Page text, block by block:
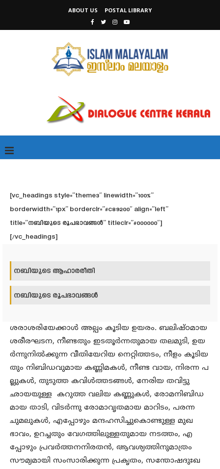
ABOUT US POSTAL LIBRARY
[vc_headings style=”theme3″ linewidth=”100%”
borderwidth=”1px” borderclr=”#c89200″ align=”left”
title=”നബിയുടെ രൂപഭാവങ്ങള്‍” titleclr=”#000000″]
[/vc_headings]
നബിയുടെ ആഹാരരീതി
നബിയുടെ രൂപഭാവങ്ങള്‍
ശരാശരിയേക്കാള്‍ അല്പം കൂടിയ ഉയരം. ബലിഷ്ഠമായ
ശരീരഘടന, നീണ്ടതും ഇടതൂര്‍ന്നതുമായ തലമുടി, ഉയ
ര്‍ന്നുനില്‍ക്കുന്ന വീതിയേറിയ നെറ്റിത്തടം, നീളം കൂടിയ
തും നിബിഡവുമായ കണ്ണിമകള്‍, നീണ്ട വായ, നിരന്ന പ
ല്ലുകള്‍, തുടുത്ത കവിള്‍ത്തടങ്ങള്‍, നേരിയ തവിട്ടു
ഛായയുള്ള കറുത്ത വലിയ കണ്ണുകള്‍, രോമനിബിഡ
മായ താടി, വിടര്‍ന്നു രോമാവൃതമായ മാറിടം, പരന്ന
ചുമലുകള്‍, എപ്പോഴും മന്ദഹസിച്ചുകൊണ്ടുള്ള മുഖ
ഭാവം, ഉറച്ചതും വേഗത്തിലുള്ളതുമായ നടത്തം, എ
പ്പോഴും പ്രവര്‍ത്തനനിരതന്‍, ആവശ്യത്തിനുമാത്രം
സൗമ്യമായി സംസാരിക്കുന്ന പ്രകൃതം, സന്തോഷദുഃഖ